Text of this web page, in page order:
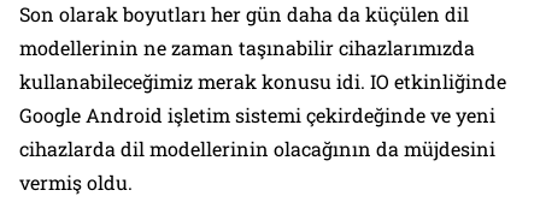
Son olarak boyutları her gün daha da küçülen dil
modellerinin ne zaman taşınabilir cihazlarımızda
kullanabileceğimiz merak konusu idi. IO etkinliğinde
Google Android işletim sistemi çekirdeğinde ve yeni
cihazlarda dil modellerinin olacağının da müjdesini
vermiş oldu.